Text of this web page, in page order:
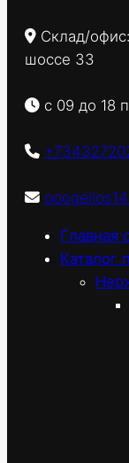
Склад/
шоссе 33
с 09 до 18
Главная
Каталог